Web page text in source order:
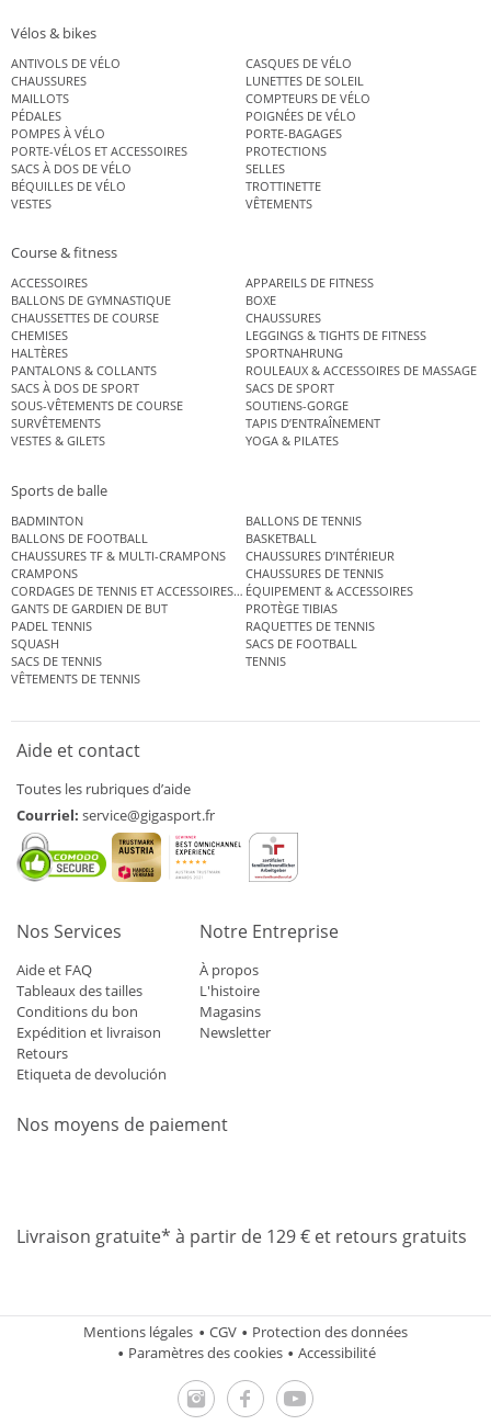
Vélos & bikes
ANTIVOLS DE VÉLO
CASQUES DE VÉLO
CHAUSSURES
LUNETTES DE SOLEIL
MAILLOTS
COMPTEURS DE VÉLO
PÉDALES
POIGNÉES DE VÉLO
POMPES À VÉLO
PORTE-BAGAGES
PORTE-VÉLOS ET ACCESSOIRES
PROTECTIONS
SACS À DOS DE VÉLO
SELLES
BÉQUILLES DE VÉLO
TROTTINETTE
VESTES
VÊTEMENTS
Course & fitness
ACCESSOIRES
APPAREILS DE FITNESS
BALLONS DE GYMNASTIQUE
BOXE
CHAUSSETTES DE COURSE
CHAUSSURES
CHEMISES
LEGGINGS & TIGHTS DE FITNESS
HALTÈRES
SPORTNAHRUNG
PANTALONS & COLLANTS
ROULEAUX & ACCESSOIRES DE MASSAGE
SACS À DOS DE SPORT
SACS DE SPORT
SOUS-VÊTEMENTS DE COURSE
SOUTIENS-GORGE
SURVÊTEMENTS
TAPIS D’ENTRAÎNEMENT
VESTES & GILETS
YOGA & PILATES
Sports de balle
BADMINTON
BALLONS DE TENNIS
BALLONS DE FOOTBALL
BASKETBALL
CHAUSSURES TF & MULTI-CRAMPONS
CHAUSSURES D’INTÉRIEUR
CRAMPONS
CHAUSSURES DE TENNIS
CORDAGES DE TENNIS ET ACCESSOIRES DE TENNISÉQUIPEMENT & ACCESSOIRES
GANTS DE GARDIEN DE BUT
PROTÈGE TIBIAS
PADEL TENNIS
RAQUETTES DE TENNIS
SQUASH
SACS DE FOOTBALL
SACS DE TENNIS
TENNIS
VÊTEMENTS DE TENNIS
Aide et contact
Toutes les rubriques d’aide
Courriel: service@gigasport.fr
Nos Services
Aide et FAQ
Tableaux des tailles
Conditions du bon
Expédition et livraison
Retours
Etiqueta de devolución
Notre Entreprise
À propos
L'histoire
Magasins
Newsletter
Nos moyens de paiement
Livraison gratuite* à partir de 129 € et retours gratuits
Mentions légales CGV
Protection des données
Paramètres des cookies
Accessibilité